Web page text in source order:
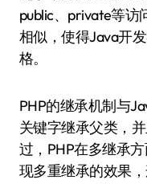
public、private等访
相似，使得Java开
格。
PHP的继承机制与
关键字继承父类，
过，PHP在多继承
现多重继承的效果